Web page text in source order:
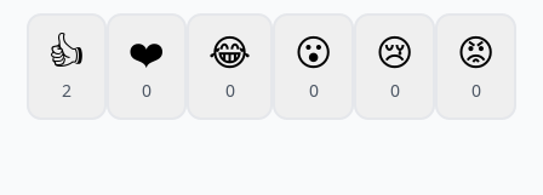
👍
2
❤️
0
😂
0
😮
0
😢
0
😡
0